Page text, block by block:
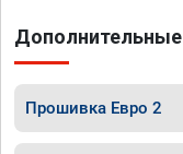
Прошивка Евро 2